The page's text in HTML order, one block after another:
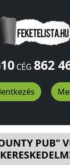
CÉG 862
ÉS
PUB"